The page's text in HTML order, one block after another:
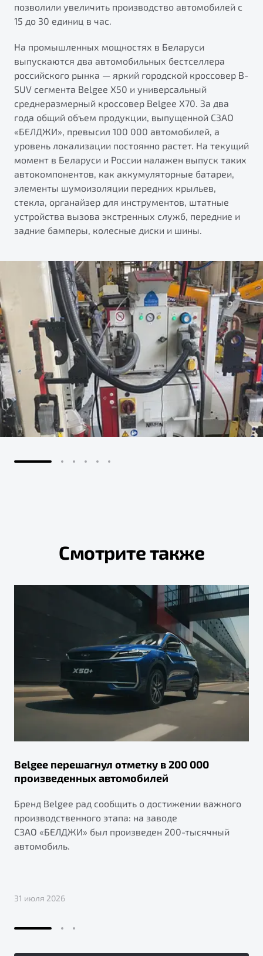
позволили увеличить производство автомобилей с
15 до 30 единиц в час.
На промышленных мощностях в Беларуси
выпускаются два автомобильных бестселлера
российского рынка — яркий городской кроссовер B-
SUV сегмента Belgee X50 и универсальный
среднеразмерный кроссовер Belgee X70. За два
года общий объем продукции, выпущенной СЗАО
«БЕЛДЖИ», превысил 100 000 автомобилей, а
уровень локализации постоянно растет. На текущий
момент в Беларуси и России налажен выпуск таких
автокомпонентов, как аккумуляторные батареи,
элементы шумоизоляции передних крыльев,
стекла, органайзер для инструментов, штатные
устройства вызова экстренных служб, передние и
задние бамперы, колесные диски и шины.
Смотрите также
Belgee перешагнул отметку в 200 000
произведенных автомобилей
Бренд Belgee рад сообщить о достижении важного
производственного этапа: на заводе
СЗАО «БЕЛДЖИ» был произведен 200-тысячный
автомобиль.
31 июля 2026